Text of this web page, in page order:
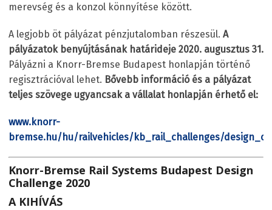
merevség és a konzol könnyítése között.
A legjobb öt pályázat pénzjutalomban részesül. A
pályázatok benyújtásának határideje 2020. augusztus 31.
Pályázni a Knorr-Bremse Budapest honlapján történő
regisztrációval lehet. Bővebb információ és a pályázat
teljes szövege ugyancsak a vállalat honlapján érhető el:
www.knorr-
bremse.hu/hu/railvehicles/kb_rail_challenges/
Knorr-Bremse Rail Systems Budapest Design
Challenge 2020
A KIHÍVÁS